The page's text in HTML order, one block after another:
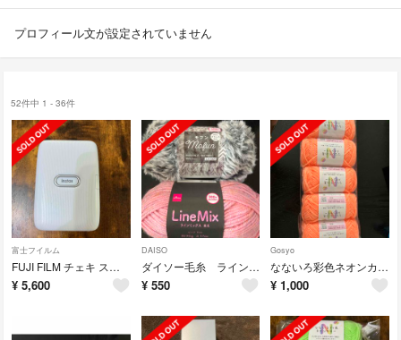
プロフィール文が設定されていません
52件中 1 - 36件
富士フイルム
FUJI FILM チェキ スマホプリンター INSTAX MINI LINK
¥ 5,600
DAISO
ダイソー毛糸 ラインミックスピンク1玉、モフンブラック1玉、2玉セット
¥ 550
Gosyo
なないろ彩色ネオンカラーオレンジ5玉セット
¥ 1,000